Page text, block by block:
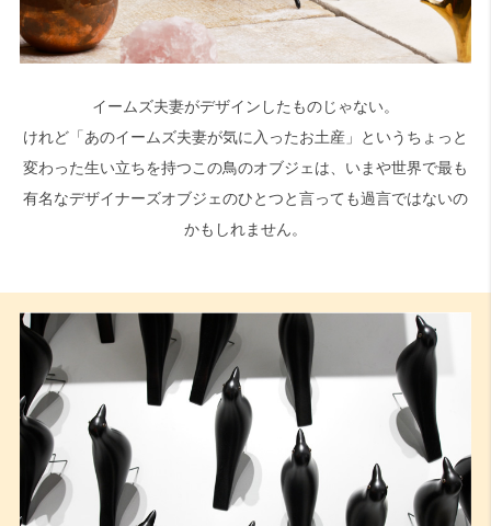
イームズ夫妻がデザインしたものじゃない。
けれど「あのイームズ夫妻が気に入ったお土産」というちょっと
変わった生い立ちを持つこの鳥のオブジェは、いまや世界で最も
有名なデザイナーズオブジェのひとつと言っても過言ではないの
かもしれません。